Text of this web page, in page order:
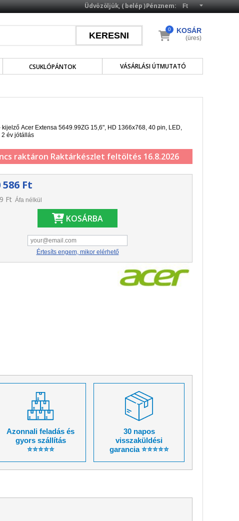
Pénznem:
Üdvözöljük, (belép)
CSUKLÓPÁNTOK VÁSÁRLÁSI ÚTMUTATÓ
KOSÁR
0
(üres)
kijelző Acer Extensa 5649.99ZG 15,6", HD 1366x768, 40 pin, LED,
2 év jótállás
raktáron Raktárkészlet feltöltés 16.8.2026
586 Ft
Ft Áfa nélkül
KOSÁRBA
Értesíts engem, mikor elérhető
Azonnali feladás és
gyors szállítás
⭐⭐⭐⭐⭐
30 napos
visszaküldési
garancia ⭐⭐⭐⭐⭐